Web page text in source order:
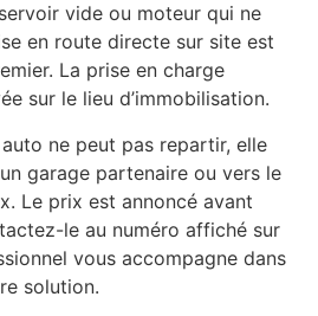
vide ou moteur qui ne
en route directe sur site est
La prise en charge
sur le lieu d’immobilisation.
ne peut pas repartir, elle
garage partenaire ou vers le
Le prix est annoncé avant
le au numéro affiché sur
vous accompagne dans
solution.